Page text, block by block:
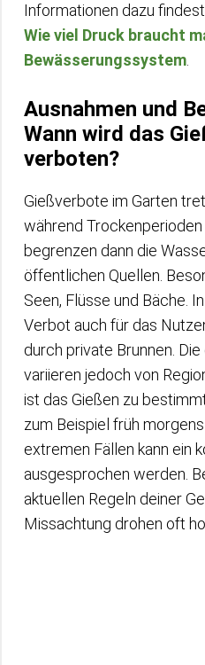
Informationen dazu
Wie viel Druck braucht
Bewässerungssystem
Ausnahmen und
Wann wird das
verboten?
Gießverbote im Garten
während Trockenperioden
begrenzen dann die
öffentlichen Quellen.
Seen, Flüsse und Bäche.
Verbot auch für das
durch private Brunnen.
variieren jedoch von
ist das Gießen zu
zum Beispiel früh
extremen Fällen kann ein
ausgesprochen werden.
aktuellen Regeln deiner
Missachtung drohen oft